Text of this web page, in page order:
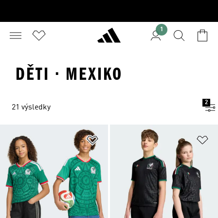
1
DĚTI · MEXIKO
21 výsledky
2
Přidat do seznamu přání